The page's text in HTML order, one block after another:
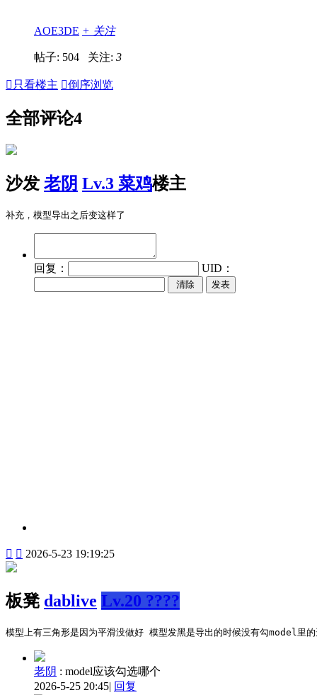
AOE3DE + 关注
帖子: 504 关注: 3
 只看楼主 倒序浏览
全部评论4
沙发 老阴 Lv.3 菜鸡楼主
补充，模型导出之后变这样了
回复： UID：
发表
  2026-5-23 19:19:25
板凳 dablive Lv.20 ????
模型上有三角形是因为平滑没做好 模型发黑是导出的时候没有勾model里
老阴 : model应该勾选哪个
2026-5-25 20:45| 回复